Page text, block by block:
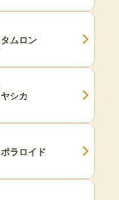
タムロン
ヤシカ
ポラロイド